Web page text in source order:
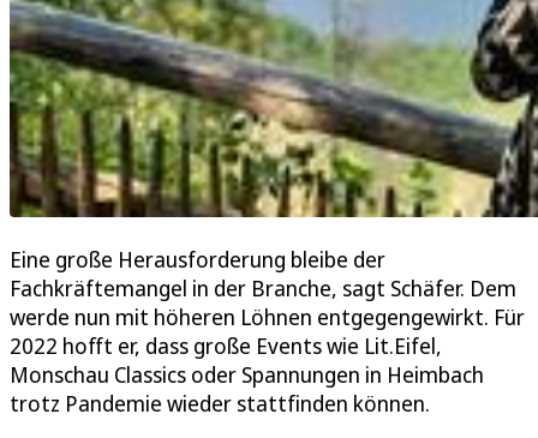
Eine große Herausforderung bleibe der
Fachkräftemangel in der Branche, sagt Schäfer. Dem
werde nun mit höheren Löhnen entgegengewirkt. Für
2022 hofft er, dass große Events wie Lit.Eifel,
Monschau Classics oder Spannungen in Heimbach
trotz Pandemie wieder stattfinden können.